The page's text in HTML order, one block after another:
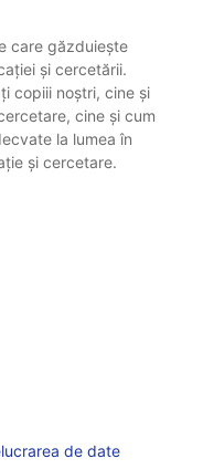
care găzduiește
și cercetării.
copiii noștri, cine și
cine și cum
la lumea în
și cercetare.
de date